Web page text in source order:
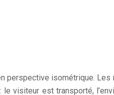
perspective isométrique.
visiteur est transporté,